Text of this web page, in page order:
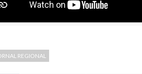
REGIONAL